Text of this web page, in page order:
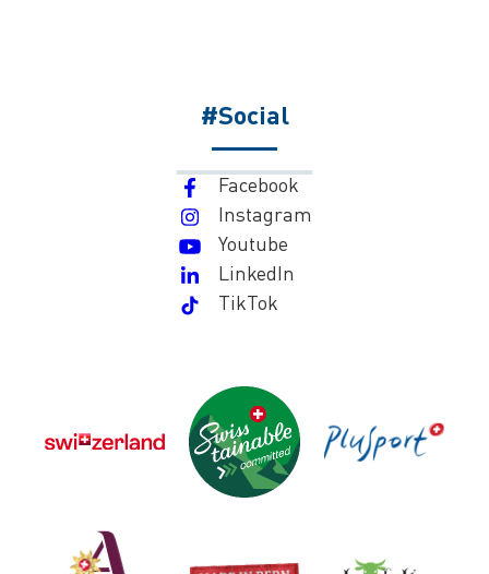
#Social
Facebook
Instagram
Youtube
LinkedIn
TikTok